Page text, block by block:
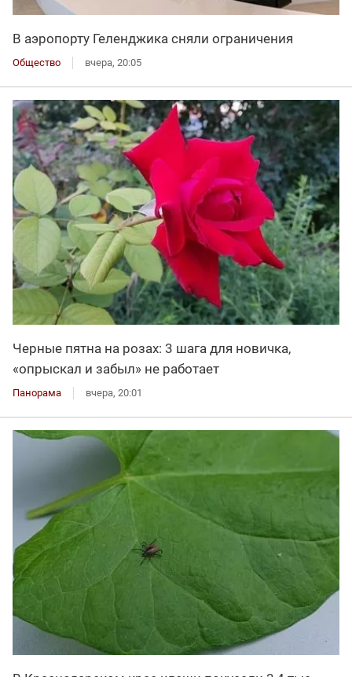
В аэропорту Геленджика сняли ограничения
Общество вчера, 20:05
Черные пятна на розах: 3 шага для новичка,
«опрыскал и забыл» не работает
Панорама вчера, 20:01